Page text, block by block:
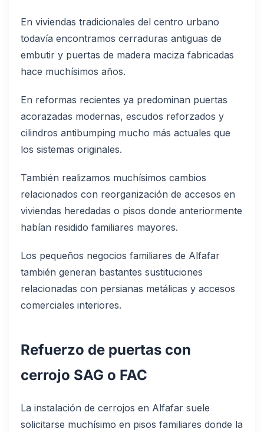
En viviendas tradicionales del centro urbano
todavía encontramos cerraduras antiguas de
embutir y puertas de madera maciza fabricadas
hace muchísimos años.
En reformas recientes ya predominan puertas
acorazadas modernas, escudos reforzados y
cilindros antibumping mucho más actuales que
los sistemas originales.
También realizamos muchísimos cambios
relacionados con reorganización de accesos en
viviendas heredadas o pisos donde anteriormente
habían residido familiares mayores.
Los pequeños negocios familiares de Alfafar
también generan bastantes sustituciones
relacionadas con persianas metálicas y accesos
comerciales interiores.
Refuerzo de puertas con
cerrojo SAG o FAC
La instalación de cerrojos en Alfafar suele
solicitarse muchísimo en pisos familiares donde la